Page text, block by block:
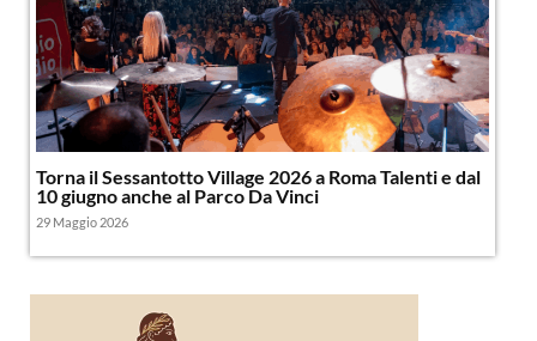
Torna il Sessantotto Village 2026 a Roma Talenti e dal
10 giugno anche al Parco Da Vinci
29 Maggio 2026